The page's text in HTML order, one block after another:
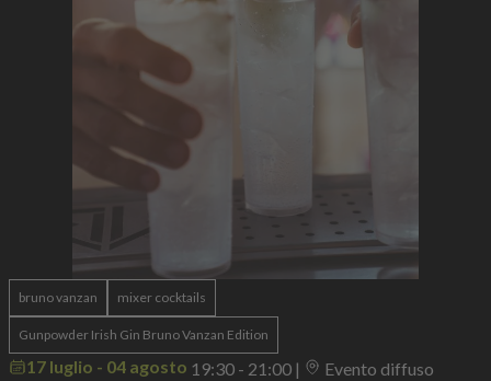
bruno vanzan mixer cocktails
Gunpowder Irish Gin Bruno Vanzan Edition
17 luglio - 04 agosto 19:30 - 21:00 | Evento diffuso